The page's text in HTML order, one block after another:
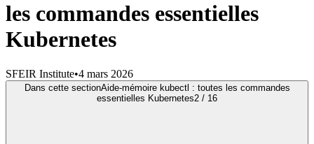
les commandes essentielles
Kubernetes
SFEIR Institute•4 mars 2026
Dans cette sectionAide-mémoire kubectl : toutes les commandes
essentielles Kubernetes2 / 16